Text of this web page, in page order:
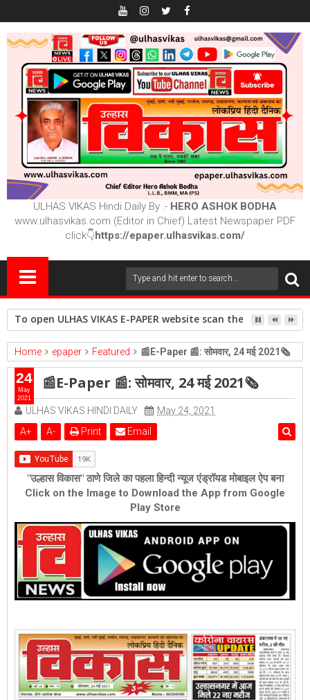
ULHAS VIKAS Hindi Daily By :- HERO ASHOK BODHA
www.ulhasvikas.com (Editor in Chief) Latest Newspaper PDF
click👇https://epaper.ulhasvikas.com/
To open ULHAS VIKAS E-PAPER website scan the QR
Home epaper Featured 📰E-Paper 📰: सोमवार, 24 मई 2021🗞
📰E-Paper 📰: सोमवार, 24 मई 2021🗞
ULHAS VIKAS HINDI DAILY
May 24, 2021
A+ A- Print Email
"उल्हास विकास" ठाणे जिले का पहला हिन्दी न्यूज एंड्रॉयड मोबाइल ऐप बना
Click on the Image to Download the App from Google
Play Store
24
May
2021